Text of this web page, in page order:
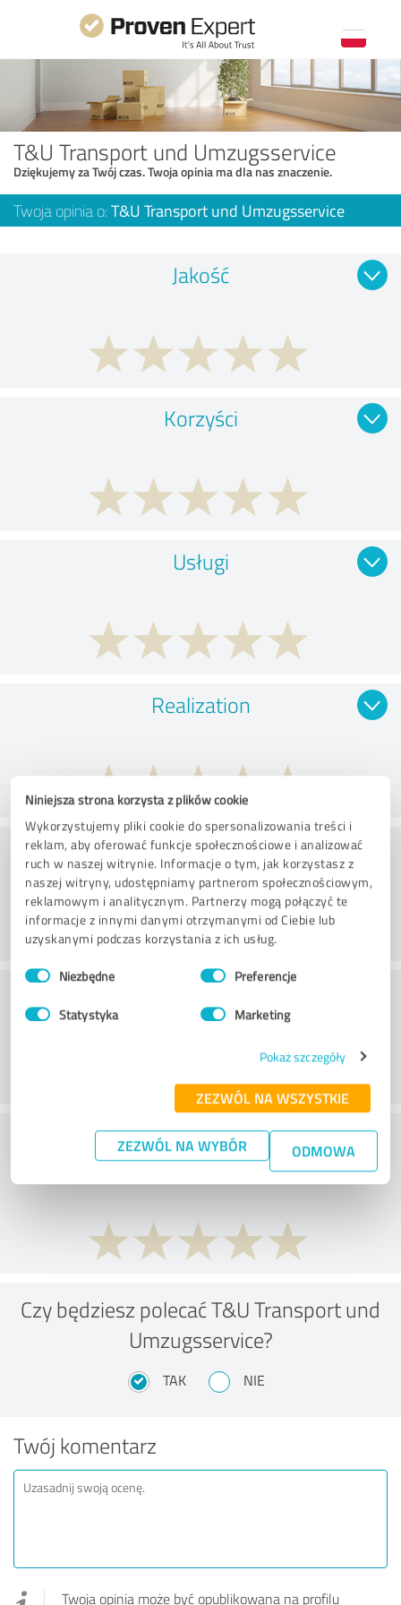
Niniejsza strona korzysta z plików cookie
Wykorzystujemy pliki cookie do spersonalizowania treści i
reklam, aby oferować funkcje społecznościowe i analizować
ruch w naszej witrynie. Informacje o tym, jak korzystasz z
naszej witryny, udostępniamy partnerom społecznościowym,
reklamowym i analitycznym. Partnerzy mogą połączyć te
informacje z innymi danymi otrzymanymi od Ciebie lub
uzyskanymi podczas korzystania z ich usług.
Wybór
zgody Niezbędne Preferencje
Statystyka Marketing
Pokaż szczegóły
ZEZWÓL NA WSZYSTKIE
ZEZWÓL NA WYBÓR ODMOWA
T&U Transport und Umzugsservice
Dziękujemy za Twój czas. Twoja opinia ma dla nas znaczenie.
Twoja opinia o: T&U Transport und Umzugsservice
Jakość
Korzyści
Usługi
Realization
Doradztwo
Obsługa klienta
Co sądzisz o stosunku ceny do
wydajności?
Czy będziesz polecać T&U Transport und
Umzugsservice?
TAK NIE
Twój komentarz
Twoja opinia może być opublikowana na profilu